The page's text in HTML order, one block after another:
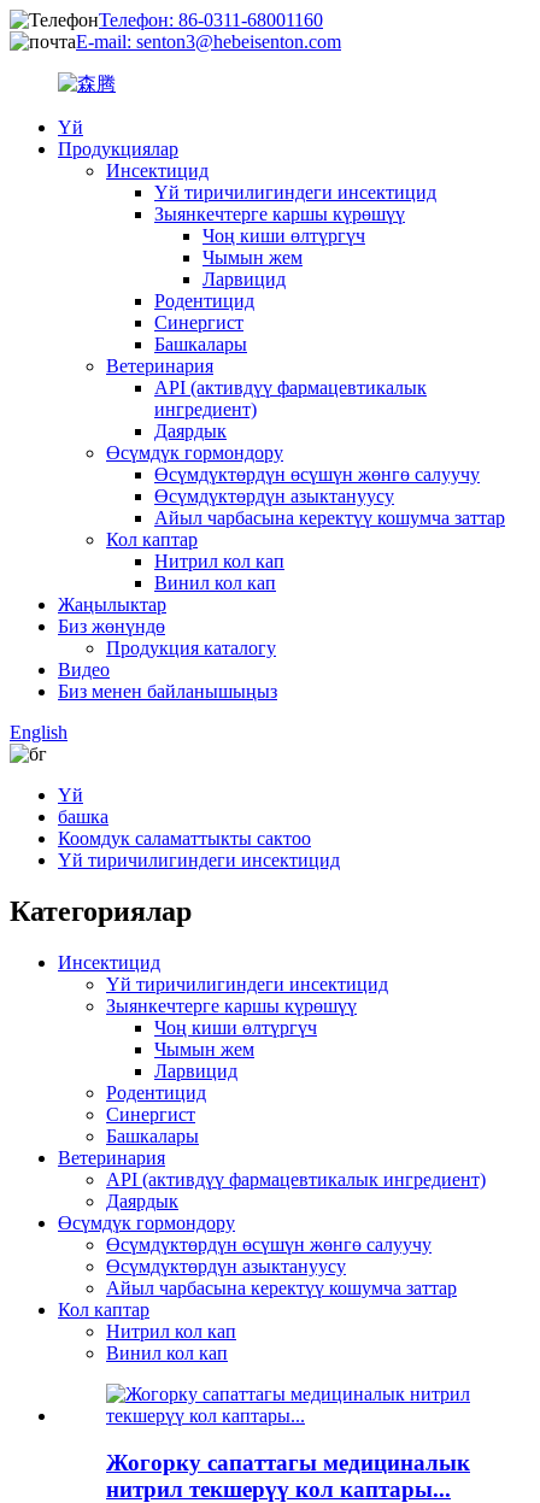
Телефон: 86-0311-68001160
E-mail: senton3@hebeisenton.com
Үй
Продукциялар
Инсектицид
Үй тиричилигиндеги инсектицид
Зыянкечтерге каршы күрөшүү
Чоң киши өлтүргүч
Чымын жем
Ларвицид
Родентицид
Синергист
Башкалары
Ветеринария
API (активдүү фармацевтикалык
ингредиент)
Даярдык
Өсүмдүк гормондору
Өсүмдүктөрдүн өсүшүн жөнгө салуучу
Өсүмдүктөрдүн азыктануусу
Айыл чарбасына керектүү кошумча заттар
Кол каптар
Нитрил кол кап
Винил кол кап
Жаңылыктар
Биз жөнүндө
Продукция каталогу
Видео
Биз менен байланышыңыз
English
Үй
башка
Коомдук саламаттыкты сактоо
Үй тиричилигиндеги инсектицид
Категориялар
Инсектицид
Үй тиричилигиндеги инсектицид
Зыянкечтерге каршы күрөшүү
Чоң киши өлтүргүч
Чымын жем
Ларвицид
Родентицид
Синергист
Башкалары
Ветеринария
API (активдүү фармацевтикалык ингредиент)
Даярдык
Өсүмдүк гормондору
Өсүмдүктөрдүн өсүшүн жөнгө салуучу
Өсүмдүктөрдүн азыктануусу
Айыл чарбасына керектүү кошумча заттар
Кол каптар
Нитрил кол кап
Винил кол кап
Жогорку сапаттагы медициналык
нитрил текшерүү кол каптары...